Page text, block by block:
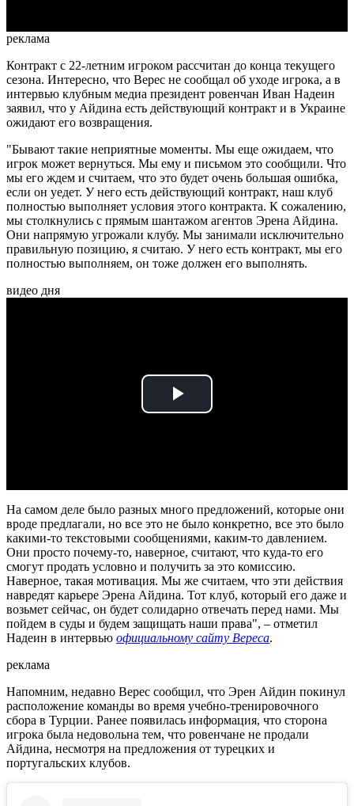
реклама
Контракт с 22-летним игроком рассчитан до конца текущего
сезона. Интересно, что Верес не сообщал об уходе игрока, а в
интервью клубным медиа президент ровенчан Иван Надеин
заявил, что у Айдина есть действующий контракт и в Украине
ожидают его возвращения.
"Бывают такие неприятные моменты. Мы еще ожидаем, что
игрок может вернуться. Мы ему и письмом это сообщили. Что
мы его ждем и считаем, что это будет очень большая ошибка,
если он уедет. У него есть действующий контракт, наш клуб
полностью выполняет условия этого контракта. К сожалению,
мы столкнулись с прямым шантажом агентов Эрена Айдина.
Они напрямую угрожали клубу. Мы занимали исключительно
правильную позицию, я считаю. У него есть контракт, мы его
полностью выполняем, он тоже должен его выполнять.
видео дня
Play
На самом деле было разных много предложений, которые они
вроде предлагали, но все это не было конкретно, все это было
какими-то текстовыми сообщениями, каким-то давлением.
Они просто почему-то, наверное, считают, что куда-то его
смогут продать условно и получить за это комиссию.
Наверное, такая мотивация. Мы же считаем, что эти действия
навредят карьере Эрена Айдина. Тот клуб, который его даже и
возьмет сейчас, он будет солидарно отвечать перед нами. Мы
пойдем в суды и будем защищать наши права", – отметил
Надеин в интервью официальному сайту Вереса.
реклама
Напомним, недавно Верес сообщил, что Эрен Айдин покинул
расположение команды во время учебно-тренировочного
сбора в Турции. Ранее появилась информация, что сторона
игрока была недовольна тем, что ровенчане не продали
Айдина, несмотря на предложения от турецких и
португальских клубов.